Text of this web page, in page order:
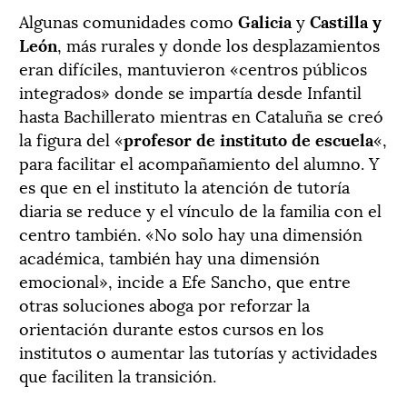
Algunas comunidades como Galicia yCastilla y
León, más rurales y donde los desplazamientos
eran difíciles, mantuvieron «centros públicos
integrados» donde se impartía desde Infantil
hasta Bachillerato mientras en Cataluña se creó
la figura del «profesor de instituto de escuela«,
para facilitar el acompañamiento del alumno. Y
es que en el instituto la atención de tutoría
diaria se reduce y el vínculo de la familia con el
centro también. «No solo hay una dimensión
académica, también hay una dimensión
emocional», incide a Efe Sancho, que entre
otras soluciones aboga por reforzar la
orientación durante estos cursos en los
institutos o aumentar las tutorías y actividades
que faciliten la transición.